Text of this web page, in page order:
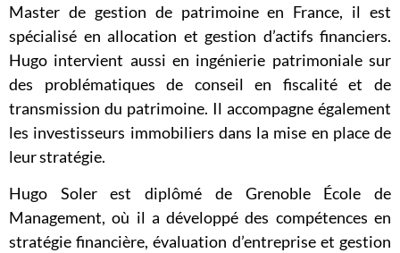
Master de gestion de patrimoine en France, il est
spécialisé en allocation et gestion d’actifs financiers.
Hugo intervient aussi en ingénierie patrimoniale sur
des problématiques de conseil en fiscalité et de
transmission du patrimoine. Il accompagne également
les investisseurs immobiliers dans la mise en place de
leur stratégie.
Hugo Soler est diplômé de Grenoble École de
Management, où il a développé des compétences en
stratégie financière, évaluation d’entreprise et gestion